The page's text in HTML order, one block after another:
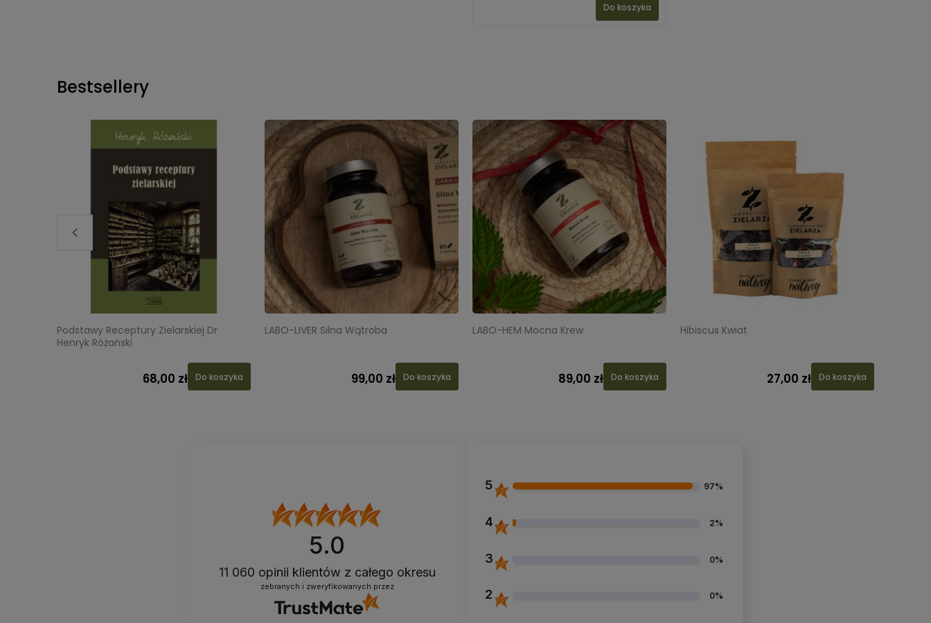
Do koszyka
Bestsellery
FEM Kobieca Równowaga
Do koszyka
Podstawy Receptury Zielarskiej Dr
Do koszyka
LABO-LIVER Silna Wątroba
Do koszyka
LABO-HEM Mocna Krew
Do koszyka
5.0
11 060 opinii klientów z całego okresu
zebranych i zweryfikowanych przez
5 97%
4 2%
3 0%
2 0%